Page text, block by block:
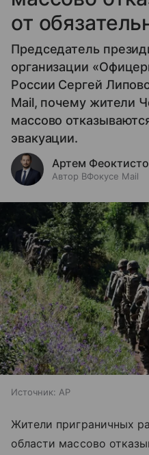
от
Председатель
организации
России Сергей
Mail, почему жители
массово
эвакуации.
Артем
Автор ВФокусе Mail
Источник: AP
Жители приграничных
области массово